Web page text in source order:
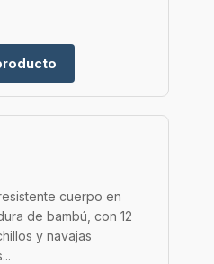
cuerpo en
de bambú, con 12
y navajas